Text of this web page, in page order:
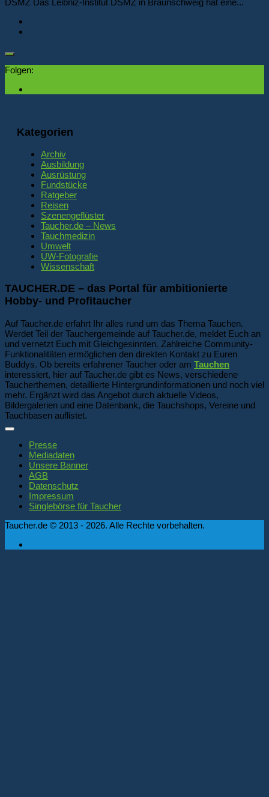
DSMZ Das Leibniz-Institut DSMZ in Braunschweig hat eine...
Folgen:
Kategorien
Archiv
Ausbildung
Ausrüstung
Fundstücke
Ratgeber
Reisen
Szenengeflüster
Taucher.de – News
Tauchmedizin
Umwelt
UW-Fotografie
Wissenschaft
TAUCHER.DE – das Portal für ambitionierte
Hobby- und Profitaucher
Auf Taucher.de erfahrt Ihr alles rund um das Thema Tauchen.
Werdet Teil der Tauchergemeinde auf Taucher.de, meldet Euch an
und vernetzt Euch mit Gleichgesinnten. Zahlreiche Community-
Funktionalitäten ermöglichen den direkten Kontakt zu Euren
Buddys. Ob bereits erfahrener Taucher oder am Tauchen
interessiert, hier auf Taucher.de gibt es News, verschiedene
Taucherthemen, detaillierte Hintergrundinformationen und noch viel
mehr. Ergänzt wird das Angebot durch aktuelle Videos,
Bildergalerien und eine Datenbank, die Tauchshops, Vereine und
Tauchbasen auflistet.
Presse
Mediadaten
Unsere Banner
AGB
Datenschutz
Impressum
Singlebörse für Taucher
Taucher.de © 2013 - 2026. Alle Rechte vorbehalten.